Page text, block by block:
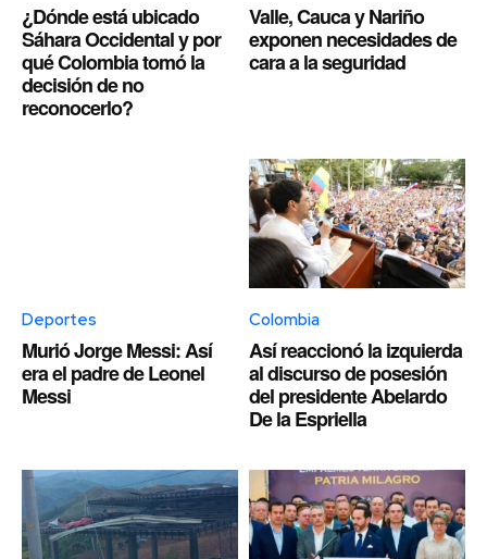
¿Dónde está ubicado
Sáhara Occidental y por
qué Colombia tomó la
decisión de no
reconocerlo?
Valle, Cauca y Nariño
exponen necesidades de
cara a la seguridad
Deportes
Murió Jorge Messi: Así
era el padre de Leonel
Messi
Colombia
Así reaccionó la izquierda
al discurso de posesión
del presidente Abelardo
De la Espriella